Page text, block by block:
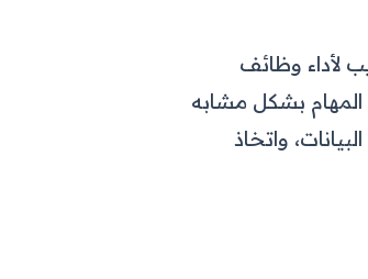
لأداء وظائف
المهام بشكل مشابه
واتخاذ